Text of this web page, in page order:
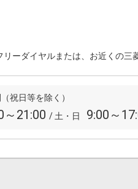
ーダイヤルまたは、お近くの三
祝日等を除く）
～21:00 / 土・日 9:00～